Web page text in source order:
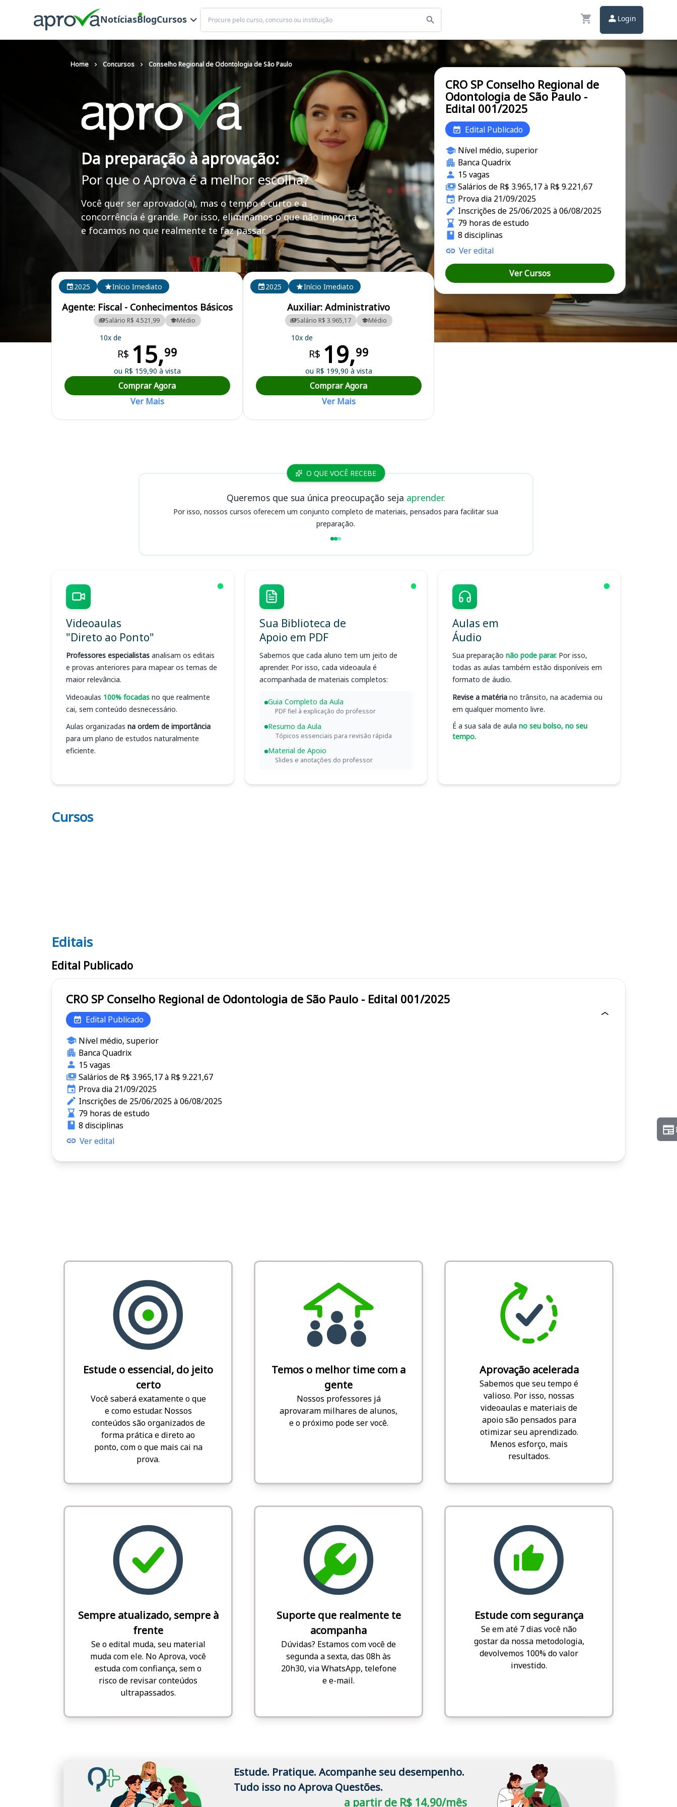
NotíciasBlogCursos
Buscar
Login
Home Concursos Conselho Regional de Odontologia de São Paulo
Da preparação à aprovação:
Por que o Aprova é a melhor escolha?
Você quer ser aprovado(a), mas o tempo é curto e a
concorrência é grande. Por isso, eliminamos o que não importa
e focamos no que realmente te faz passar.
Curso Preparatório para o Concurso CRO SP - Conselho Regional de Odontologia de São Paulo
Cursos em destaque para passar no concurso CRO SP
2025
Início Imediato
Agente: Fiscal - Conhecimentos Básicos
Salário R$ 4.521,99 Médio
10x de
R$ 15,99
ou R$ 159,90 à vista
Comprar Agora
Ver Mais
2025 Início Imediato
Auxiliar: Administrativo
Salário R$ 3.965,17 Médio
10x de
R$ 19,99
ou R$ 199,90 à vista
Comprar Agora
Ver Mais
CRO SP Conselho Regional de
Odontologia de São Paulo -
Edital 001/2025
Edital Publicado
Nível médio, superior
Banca Quadrix
15 vagas
Salários de R$ 3.965,17 à R$ 9.221,67
Prova dia 21/09/2025
Inscrições de 25/06/2025 à 06/08/2025
79 horas de estudo
8 disciplinas
Ver edital
Ver Cursos
Cursos CRO SP O QUE VOCÊ RECEBE
Queremos que sua única preocupação seja aprender.
Por isso, nossos cursos oferecem um conjunto completo de materiais, pensados para facilitar sua
preparação.
Videoaulas
"Direto ao Ponto"
Professores especialistas analisam os editais
e provas anteriores para mapear os temas de
maior relevância.
Videoaulas 100% focadas no que realmente
cai, sem conteúdo desnecessário.
Aulas organizadas na ordem de importância
para um plano de estudos naturalmente
eficiente.
Sua Biblioteca de
Apoio em PDF
Sabemos que cada aluno tem um jeito de
aprender. Por isso, cada videoaula é
acompanhada de materiais completos:
Guia Completo da Aula
PDF fiel à explicação do professor
Resumo da Aula
Tópicos essenciais para revisão rápida
Material de Apoio
Slides e anotações do professor
Aulas em
Áudio
Sua preparação não pode parar. Por isso,
todas as aulas também estão disponíveis em
formato de áudio.
Revise a matéria no trânsito, na academia ou
em qualquer momento livre.
É a sua sala de aula no seu bolso, no seu
tempo.
Cursos
Editais CRO SP
Editais
Edital Publicado
CRO SP Conselho Regional de Odontologia de São Paulo - Edital 001/2025
Edital Publicado
Nível médio, superior
Banca Quadrix
15 vagas
Salários de R$ 3.965,17 à R$ 9.221,67
Prova dia 21/09/2025
Inscrições de 25/06/2025 à 06/08/2025
79 horas de estudo
8 disciplinas
Ver edital
Estude o essencial, do jeito
certo
Você saberá exatamente o que
e como estudar. Nossos
conteúdos são organizados de
forma prática e direto ao
ponto, com o que mais cai na
prova.
Temos o melhor time com a
gente
Nossos professores já
aprovaram milhares de alunos,
e o próximo pode ser você.
Aprovação acelerada
Sabemos que seu tempo é
valioso. Por isso, nossas
videoaulas e materiais de
apoio são pensados para
otimizar seu aprendizado.
Menos esforço, mais
resultados.
Sempre atualizado, sempre à
frente
Se o edital muda, seu material
muda com ele. No Aprova, você
estuda com confiança, sem o
risco de revisar conteúdos
ultrapassados.
Suporte que realmente te
acompanha
Dúvidas? Estamos com você de
segunda a sexta, das 08h às
20h30, via WhatsApp, telefone
e e-mail.
Estude com segurança
Se em até 7 dias você não
gostar da nossa metodologia,
devolvemos 100% do valor
investido.
Estude. Pratique. Acompanhe seu desempenho.
Tudo isso no Aprova Questões.
a partir de R$ 14,90/mês